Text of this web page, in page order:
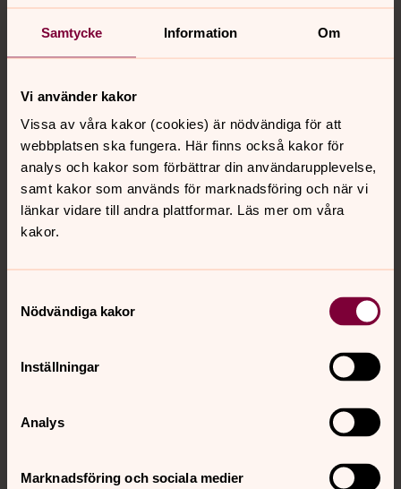
Samtycke Information Om
Vi använder kakor
Vissa av våra kakor (cookies) är nödvändiga för att
webbplatsen ska fungera. Här finns också kakor för
analys och kakor som förbättrar din användarupplevelse,
samt kakor som används för marknadsföring och när vi
länkar vidare till andra plattformar. Läs mer om våra
kakor.
Nödvändiga kakor
Inställningar
Analys
Marknadsföring och sociala medier
Länna kyrka
Gudstjänst mässa
27 september 11.00
Länna kyrka
Familjegudstjänst
Länna kyrka
25 oktober 15.00